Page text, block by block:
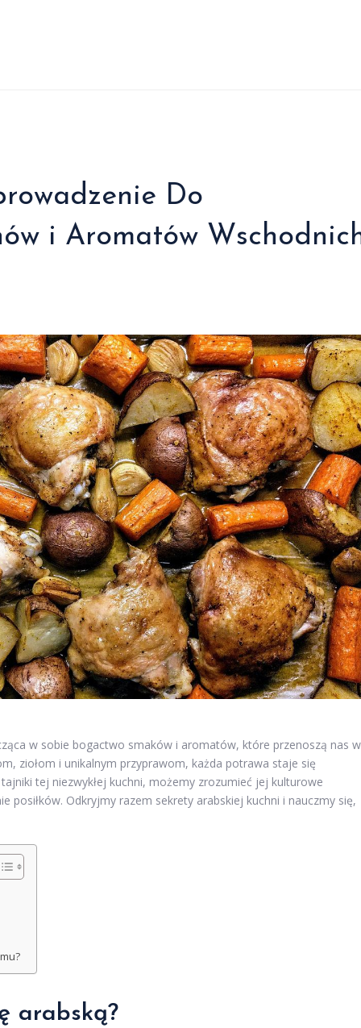
Do
i Aromatów
w sobie bogactwo smaków i aromatów, które przenoszą nas w
ziołom i unikalnym przyprawom, każda potrawa staje się
tej niezwykłej kuchni, możemy zrozumieć jej kulturowe
posiłków. Odkryjmy razem sekrety arabskiej kuchni i nauczmy się,
arabską?